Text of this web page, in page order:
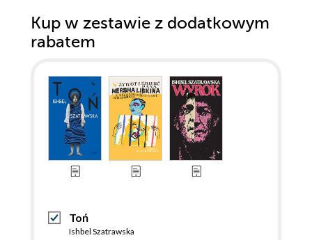
Kup w zestawie z dodatkowym
rabatem
Toń
Ishbel Szatrawska